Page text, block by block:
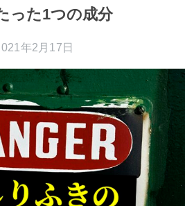
った1つの成分
年2月17日